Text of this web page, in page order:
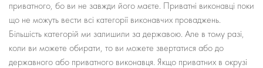
приватного, бо ви не завжди його маєте. Приватні виконавці поки
що не можуть вести всі категорії виконавчих проваджень.
Більшість категорій ми залишили за державою. Але в тому разі,
коли ви можете обирати, то ви можете звертатися або до
державного або приватного виконавця. Якщо приватних в окрузі